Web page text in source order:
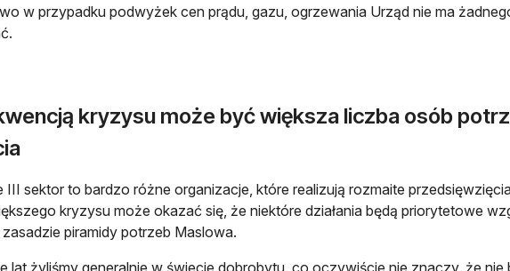
w przypadku podwyżek cen prądu, gazu, ogrzewania Urząd nie ma
kryzysu może być większa liczba osób
III sektor to bardzo różne organizacje, które realizują rozmaite
kryzysu może okazać się, że niektóre działania będą priorytetowe
piramidy potrzeb Maslowa.
lat żyliśmy generalnie w świecie dobrobytu, co oczywiście nie znaczy, że nie